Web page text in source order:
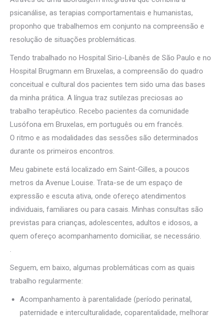
psicanálise, as terapias comportamentais e humanistas,
proponho que trabalhemos em conjunto na compreensão e
resolução de situações problemáticas.
Tendo trabalhado no Hospital Sirio-Libanês de São Paulo e no
Hospital Brugmann em Bruxelas, a compreensão do quadro
conceitual e cultural dos pacientes tem sido uma das bases
da minha prática. A língua traz sutilezas preciosas ao
trabalho terapêutico. Recebo pacientes da comunidade
Lusófona em Bruxelas, em português ou em francês.
O ritmo e as modalidades das sessões são determinados
durante os primeiros encontros.
Meu gabinete está localizado em Saint-Gilles, a poucos
metros da Avenue Louise. Trata-se de um espaço de
expressão e escuta ativa, onde ofereço atendimentos
individuais, familiares ou para casais. Minhas consultas são
previstas para crianças, adolescentes, adultos e idosos, a
quem ofereço acompanhamento domiciliar, se necessário.
.
Seguem, em baixo, algumas problemáticas com as quais
trabalho regularmente:
Acompanhamento à parentalidade (período perinatal,
paternidade e interculturalidade, coparentalidade, melhorar